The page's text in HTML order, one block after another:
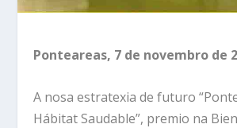
Ponteareas, 7 de novembro de
A nosa estratexia de futuro
Hábitat Saudable”, premio na